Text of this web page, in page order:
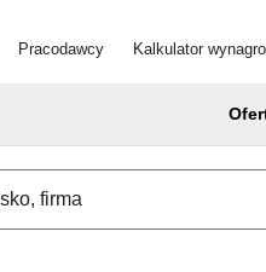
Pracodawcy Kalkulator